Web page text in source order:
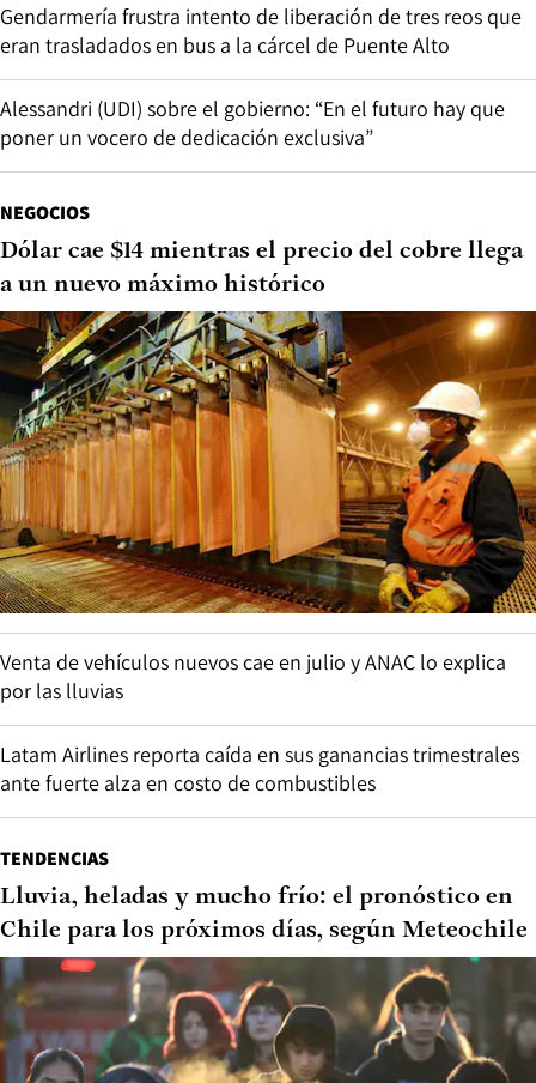
Gendarmería frustra intento de liberación de tres reos que
eran trasladados en bus a la cárcel de Puente Alto
Alessandri (UDI) sobre el gobierno: “En el futuro hay que
poner un vocero de dedicación exclusiva”
NEGOCIOS
Dólar cae $14 mientras el precio del cobre llega
a un nuevo máximo histórico
Venta de vehículos nuevos cae en julio y ANAC lo explica
por las lluvias
Latam Airlines reporta caída en sus ganancias trimestrales
ante fuerte alza en costo de combustibles
TENDENCIAS
Lluvia, heladas y mucho frío: el pronóstico en
Chile para los próximos días, según Meteochile